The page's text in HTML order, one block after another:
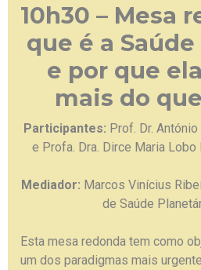
10h30 – Mesa
que é a
e por que
mais do
Participantes: Prof. Dr.
e Profa. Dra. Dirce Maria Lobo
Mediador: Marcos Vinícius
de Saúde
Esta mesa redonda tem como
um dos paradigmas mais